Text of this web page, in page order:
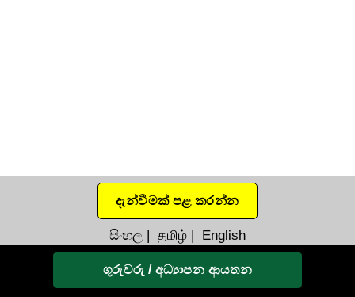
දැන්වීමක් පළ කරන්න
සිංහල | தமிழ் | English
ගුරුවරු / අධ්‍යාපන ආයතන